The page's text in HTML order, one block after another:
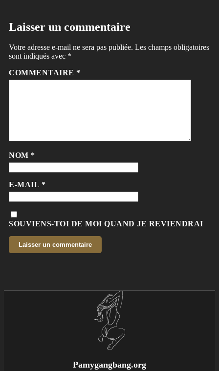
Laisser un commentaire
Votre adresse e-mail ne sera pas publiée. Les champs obligatoires
sont indiqués avec *
COMMENTAIRE *
NOM *
E-MAIL *
SOUVIENS-TOI DE MOI QUAND JE REVIENDRAI
Pamygangbang.org